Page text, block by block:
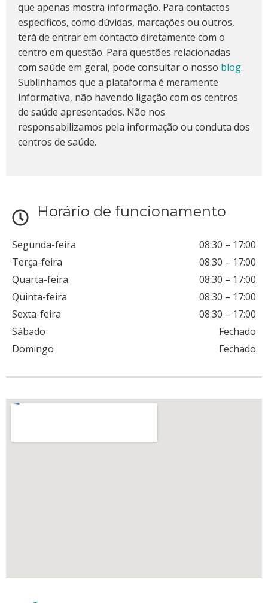
Horário de funcionamento
Segunda-feira 08:30 – 17:00
Terça-feira
08:30 – 17:00
Quarta-feira
08:30 – 17:00
Quinta-feira
08:30 – 17:00
Sexta-feira
08:30 – 17:00
Sábado
Fechado
Domingo
Fechado
que apenas mostra informação. Para contactos
específicos, como dúvidas, marcações ou outros,
terá de entrar em contacto diretamente com o
centro em questão. Para questões relacionadas
com saúde em geral, pode consultar o nosso blog.
Sublinhamos que a plataforma é meramente
informativa, não havendo ligação com os centros
de saúde apresentados. Não nos
responsabilizamos pela informação ou conduta dos
centros de saúde.